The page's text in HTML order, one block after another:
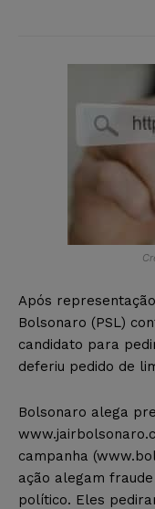
Após
Bolsonaro (PSL)
candidato para
deferiu pedido de
Bolsonaro alega
campanha
ação alegam
político. Eles